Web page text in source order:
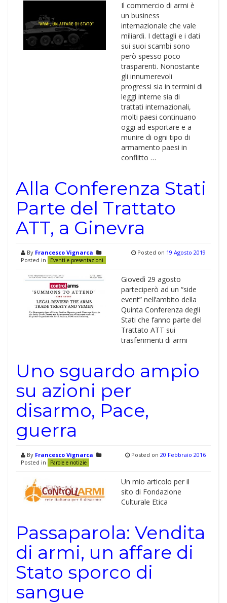
Il commercio di armi è
un business
internazionale che vale
miliardi. I dettagli e i dati
sui suoi scambi sono
però spesso poco
trasparenti. Nonostante
gli innumerevoli
progressi sia in termini di
leggi interne sia di
trattati internazionali,
molti paesi continuano
oggi ad esportare e a
munire di ogni tipo di
armamento paesi in
conflitto …
Alla Conferenza Stati
Parte del Trattato
ATT, a Ginevra
By Francesco Vignarca
Posted in
Eventi e presentazioni
Posted on 19 Agosto 2019
Giovedì 29 agosto
parteciperò ad un “side
event” nell’ambito della
Quinta Conferenza degli
Stati che fanno parte del
Trattato ATT sui
trasferimenti di armi
Uno sguardo ampio
su azioni per
disarmo, Pace,
guerra
By Francesco Vignarca
Posted in
Parole e notizie
Posted on 20 Febbraio 2016
Un mio articolo per il
sito di Fondazione
Culturale Etica
Passaparola: Vendita
di armi, un affare di
Stato sporco di
sangue